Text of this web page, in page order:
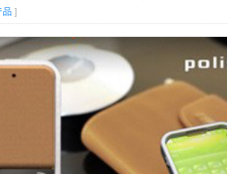
品 ]